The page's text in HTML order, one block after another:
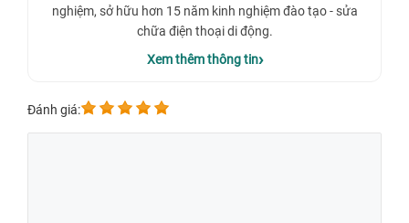
Những giá trên đã bao gồm công thay không phát sinh thêm bất kỳ
chi phí khác. Và khi bạn liên hệ trước sẽ có khuyến mãi như miễn phí
❤️ Thay màn hình iPhone XS Max
nghiệm, sở hữu hơn 15 năm kinh nghiệm đào tạo - sửa
chữa điện thoại di động.
Xem thêm thông tin
Đánh giá: